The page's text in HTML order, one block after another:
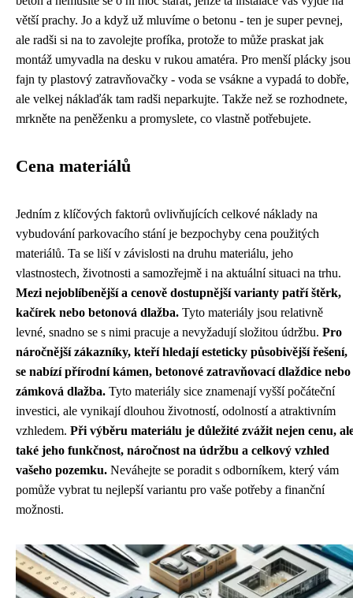
větší prachy. Jo a když už mluvíme o betonu - ten je super pevnej,
ale radši si na to zavolejte profíka, protože to může praskat jak
montáž umyvadla na desku v rukou amatéra. Pro menší plácky jsou
fajn ty plastový zatravňovačky - voda se vsákne a vypadá to dobře,
ale velkej náklaďák tam radši neparkujte. Takže než se rozhodnete,
mrkněte na peněženku a promyslete, co vlastně potřebujete.
Cena materiálů
Jedním z klíčových faktorů ovlivňujících celkové náklady na
vybudování parkovacího stání je bezpochyby cena použitých
materiálů. Ta se liší v závislosti na druhu materiálu, jeho
vlastnostech, životnosti a samozřejmě i na aktuální situaci na trhu.
Mezi nejoblíbenější a cenově dostupnější varianty patří štěrk,
kačírek nebo betonová dlažba. Tyto materiály jsou relativně
levné, snadno se s nimi pracuje a nevyžadují složitou údržbu. Pro
náročnější zákazníky, kteří hledají esteticky působivější řešení,
se nabízí přírodní kámen, betonové zatravňovací dlaždice nebo
zámková dlažba. Tyto materiály sice znamenají vyšší počáteční
investici, ale vynikají dlouhou životností, odolností a atraktivním
vzhledem. Při výběru materiálu je důležité zvážit nejen cenu,
také jeho funkčnost, náročnost na údržbu a celkový vzhled
vašeho pozemku. Neváhejte se poradit s odborníkem, který vám
pomůže vybrat tu nejlepší variantu pro vaše potřeby a finanční
možnosti.